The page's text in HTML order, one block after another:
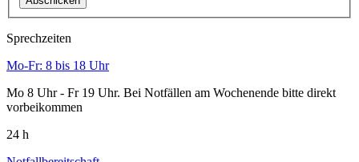
Sprechzeiten
Mo-Fr: 8 bis 18 Uhr
Mo 8 Uhr - Fr 19 Uhr. Bei Notfällen am Wochenende bitte direkt
vorbeikommen
24 h